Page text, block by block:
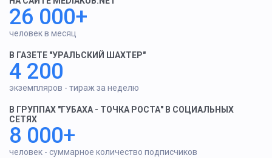
26 000+
человек в месяц
В ГАЗЕТЕ "УРАЛЬСКИЙ ШАХТЕР"
4 200
экземпляров - тираж за неделю
В ГРУППАХ "ГУБАХА - ТОЧКА РОСТА" В СОЦИАЛЬНЫХ
СЕТЯХ
8 000+
человек - суммарное количество подписчиков